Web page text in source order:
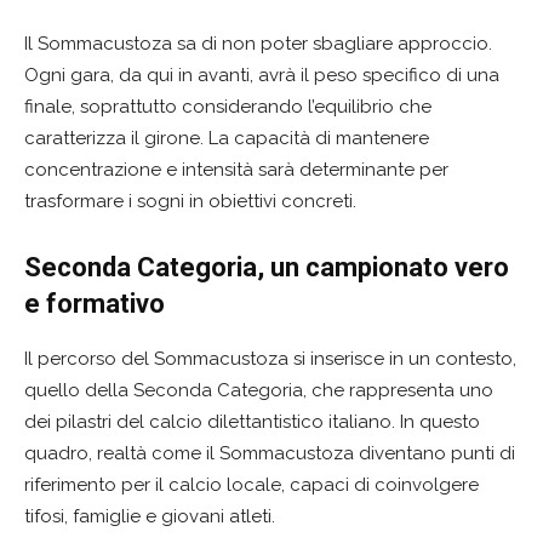
Il Sommacustoza sa di non poter sbagliare approccio.
Ogni gara, da qui in avanti, avrà il peso specifico di una
finale, soprattutto considerando l’equilibrio che
caratterizza il girone. La capacità di mantenere
concentrazione e intensità sarà determinante per
trasformare i sogni in obiettivi concreti.
Seconda Categoria, un campionato vero
e formativo
Il percorso del Sommacustoza si inserisce in un contesto,
quello della Seconda Categoria, che rappresenta uno
dei pilastri del calcio dilettantistico italiano. In questo
quadro, realtà come il Sommacustoza diventano punti di
riferimento per il calcio locale, capaci di coinvolgere
tifosi, famiglie e giovani atleti.